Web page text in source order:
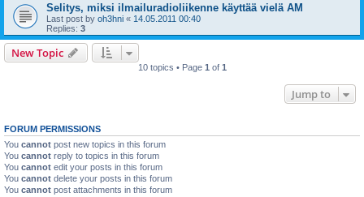
Selitys, miksi ilmailuradioliikenne käyttää vielä AM
Last post by oh3hni « 14.05.2011 00:40
Replies: 3
New Topic
10 topics • Page 1 of 1
Jump to
FORUM PERMISSIONS
You cannot post new topics in this forum
You cannot reply to topics in this forum
You cannot edit your posts in this forum
You cannot delete your posts in this forum
You cannot post attachments in this forum